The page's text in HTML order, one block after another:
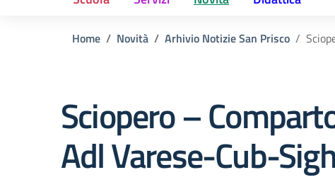
Home Novità Arhivio Notizie San Prisco
Sciopero –
Adl Varese-Cub-